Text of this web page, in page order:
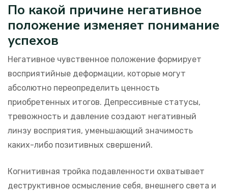
По какой причине негативное
положение изменяет понимание
успехов
Негативное чувственное положение формирует
восприятийные деформации, которые могут
абсолютно переопределить ценность
приобретенных итогов. Депрессивные статусы,
тревожность и давление создают негативный
линзу восприятия, уменьшающий значимость
каких-либо позитивных свершений.
Когнитивная тройка подавленности охватывает
деструктивное осмысление себя, внешнего света и